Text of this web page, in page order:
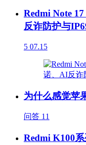
Redmi Note
反诈防护与
5 07.15
为什么感觉苹
问答 11
Redmi K100